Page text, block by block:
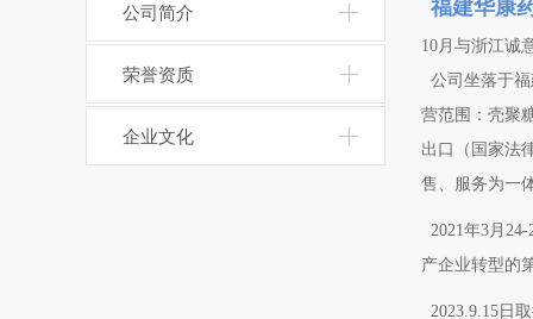
公司简介
荣誉资质
企业文化
福建华康
10月与浙江诚
公司坐落于
营范围：壳聚
出口（国家法
售、服务为一
2021年3月
产企业转型的
2023.9.15日